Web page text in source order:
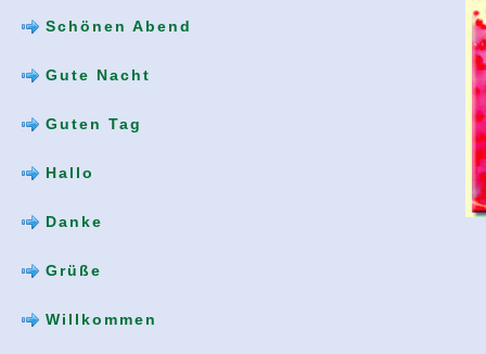
Schönen Abend
Gute Nacht
Guten Tag
Hallo
Danke
Grüße
Willkommen